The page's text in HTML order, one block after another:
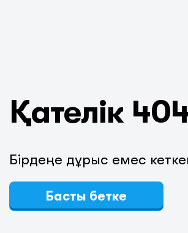
Қателік
Бірдеңе дұрыс емес
Басты бетке